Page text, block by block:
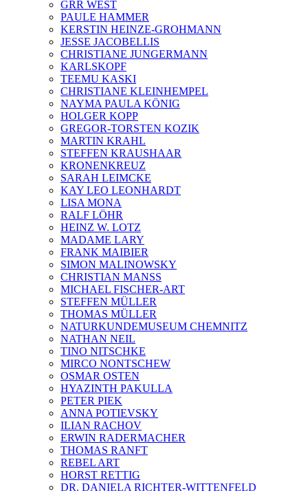
GRR WEST
PAULE HAMMER
KERSTIN HEINZE-GROHMANN
JESSE JACOBELLIS
CHRISTIANE JUNGERMANN
KARLSKOPF
TEEMU KASKI
CHRISTIANE KLEINHEMPEL
NAYMA PAULA KÖNIG
HOLGER KOPP
GREGOR-TORSTEN KOZIK
MARTIN KRAHL
STEFFEN KRAUSHAAR
KRONENKREUZ
SARAH LEIMCKE
KAY LEO LEONHARDT
LISA MONA
RALF LÖHR
HEINZ W. LOTZ
MADAME LARY
FRANK MAIBIER
SIMON MALINOWSKY
CHRISTIAN MANSS
MICHAEL FISCHER-ART
STEFFEN MÜLLER
THOMAS MÜLLER
NATURKUNDEMUSEUM CHEMNITZ
NATHAN NEIL
TINO NITSCHKE
MIRCO NONTSCHEW
OSMAR OSTEN
HYAZINTH PAKULLA
PETER PIEK
ANNA POTIEVSKY
ILIAN RACHOV
ERWIN RADERMACHER
THOMAS RANFT
REBEL ART
HORST RETTIG
DR. DANIELA RICHTER-WITTENFELD